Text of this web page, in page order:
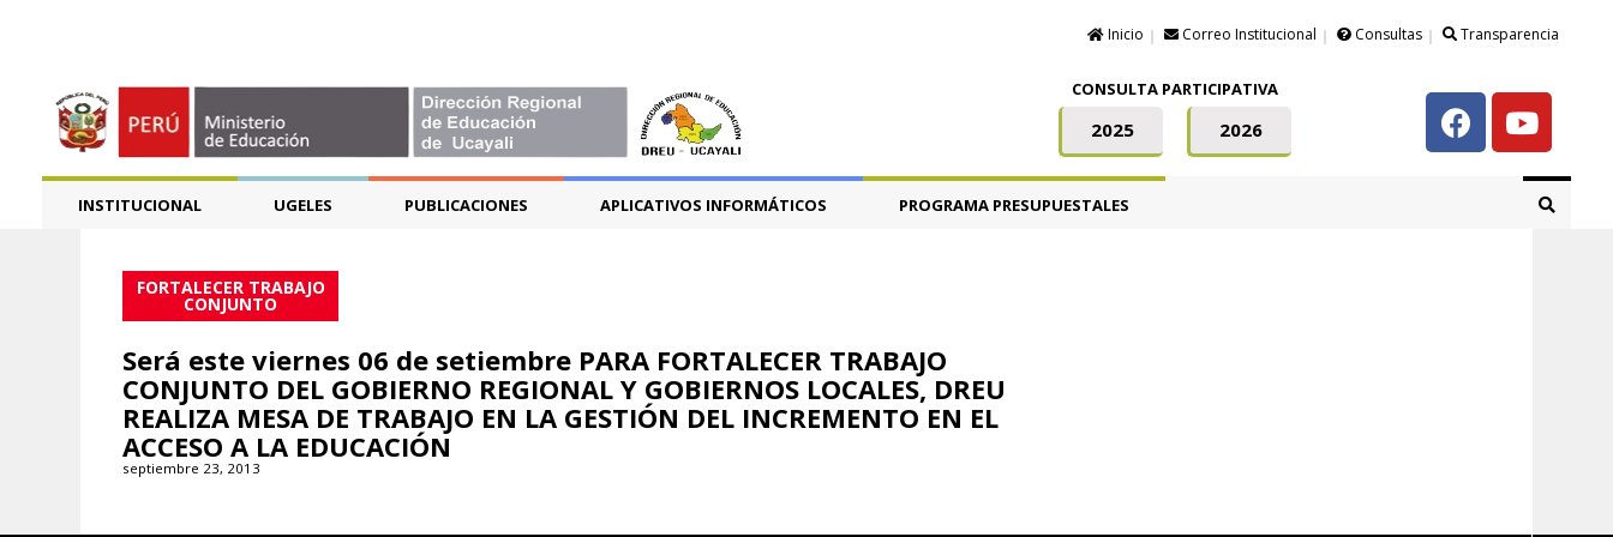
Inicio Correo Institucional Consultas Transparencia
CONSULTA PARTICIPATIVA
2025 2026
INSTITUCIONAL UGELES PUBLICACIONES APLICATIVOS INFORMÁTICOS PROGRAMA PRESUPUESTALES
FORTALECER TRABAJO
CONJUNTO
Será este viernes 06 de setiembre PARA FORTALECER TRABAJO
CONJUNTO DEL GOBIERNO REGIONAL Y GOBIERNOS LOCALES, DREU
REALIZA MESA DE TRABAJO EN LA GESTIÓN DEL INCREMENTO EN EL
ACCESO A LA EDUCACIÓN
septiembre 23, 2013